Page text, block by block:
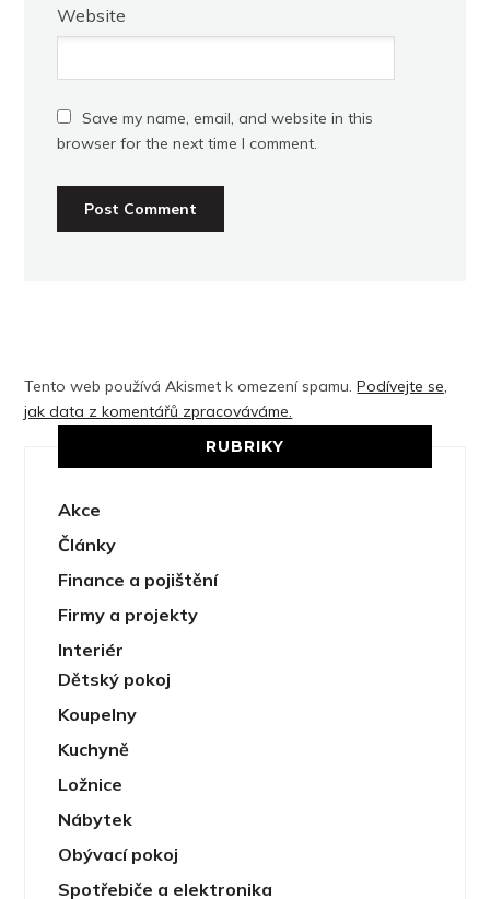
Website
Save my name, email, and website in this
browser for the next time I comment.
Tento web používá Akismet k omezení spamu.Podívejte se,
jak data z komentářů zpracováváme.
RUBRIKY
Akce
Články
Finance a pojištění
Firmy a projekty
Interiér
Dětský pokoj
Koupelny
Kuchyně
Ložnice
Nábytek
Obývací pokoj
Spotřebiče a elektronika